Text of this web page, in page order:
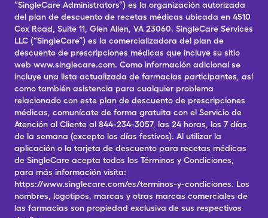
“SingleCare Administrators”) es la organización autorizada
del plan de descuento de recetas médicas ubicada en 4510
Cox Road, Suite 11, Glen Allen, VA 23060. SingleCare Services
LLC (“SingleCare”) es la comercializadora del plan de
descuento de prescripciones médicas que incluye su sitio
web www.singlecare.com. Como información adicional se
incluye una lista actualizada de farmacias participantes, así
como también asistencia para cualquier problema
relacionado con este plan de descuento de prescripciones
médicas, comunícate de forma gratuita con el Servicio de
Atención al Cliente al 844-234-3057, las 24 horas, los 7 días
de la semana (excepto los días festivos). Al utilizar la
aplicación o la tarjeta de descuento para recetas médicas
de SingleCare acepta todos los Términos y Condiciones,
para más información visita:
https://www.singlecare.com/es/terminos-y-condiciones. Los
nombres, logotipos, marcas y otras marcas comerciales de
las farmacias son propiedad exclusiva de sus respectivos